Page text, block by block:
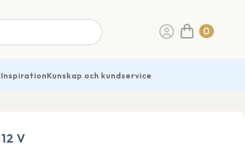
0
InspirationKunskap och kundservice
V